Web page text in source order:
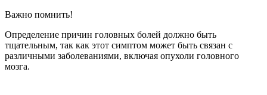
Важно помнить!
Определение причин головных болей должно быть
тщательным, так как этот симптом может быть связан с
различными заболеваниями, включая опухоли головного
мозга.